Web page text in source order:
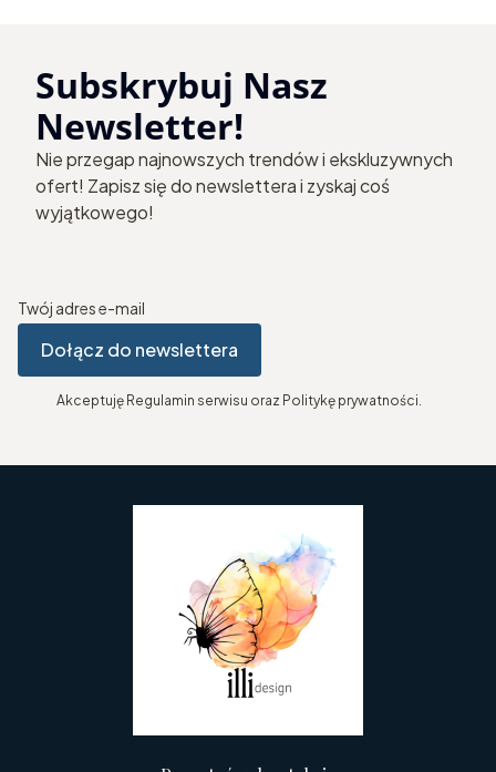
Subskrybuj Nasz
Newsletter!
Nie przegap najnowszych trendów i ekskluzywnych
ofert! Zapisz się do newslettera i zyskaj coś
wyjątkowego!
Twój adres e-mail
Dołącz do newslettera
Akceptuję Regulamin serwisu oraz Politykę prywatności.